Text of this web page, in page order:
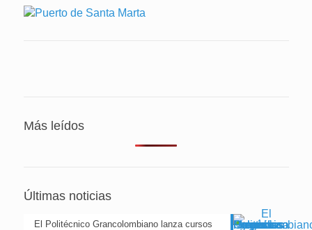
Más leídos
Últimas noticias
El Politécnico Grancolombiano lanza cursos